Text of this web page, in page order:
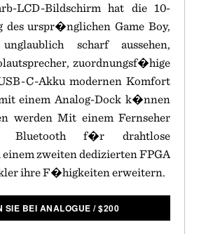
LCD-Bildschirm hat die 10-
urspr�nglichen Game Boy,
scharf aussehen,
zuordnungsf�hige
C-Akku modernen Komfort
einem Analog-Dock k�nnen
werden Mit einem Fernseher
f�r drahtlose
einem zweiten dedizierten FPGA
ihre F�higkeiten erweitern.
SIE BEI ANALOGUE /$200